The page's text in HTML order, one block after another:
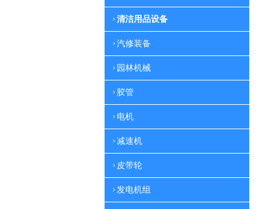
清洁用品设备
汽修装备
园林机械
胶管
电机
减速机
皮带轮
发电机组